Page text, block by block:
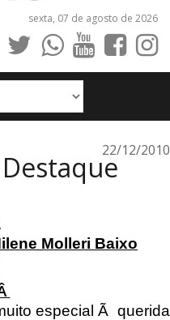
sexta, 07 de agosto de 2026
LEGAIS
22/12/2010
Molleri Baixo
especial Ã querida